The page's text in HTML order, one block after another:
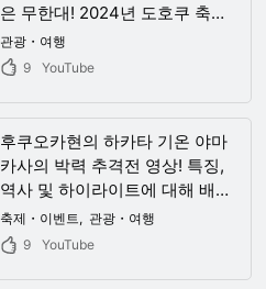
은 무한대! 2024년 도호쿠 축제
일정과 추천 관광지도 소개
관광・여행
9
YouTube
후쿠오카현의 하카타 기온 야마
카사의 박력 추격전 영상! 특징,
역사 및 하이라이트에 대해 배우
고 초여름에 하카타에서 잊을 수
없는 감동적인 경험을 해보세요!
축제・이벤트
관광・여행
9
YouTube